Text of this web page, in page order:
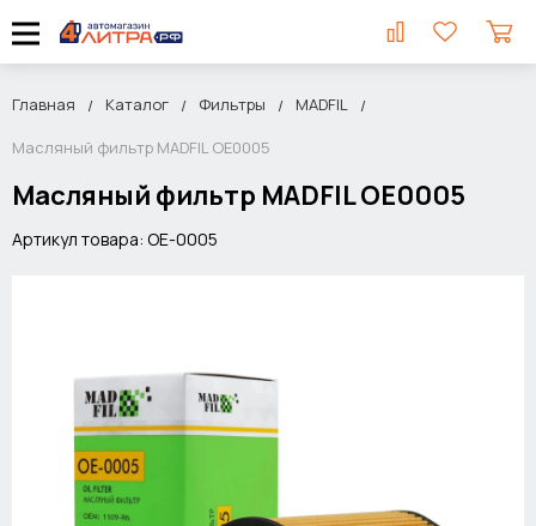
Главная Каталог Фильтры
MADFIL
Масляный фильтр MADFIL OE0005
Масляный фильтр MADFIL OE0005
Артикул товара: OE-0005